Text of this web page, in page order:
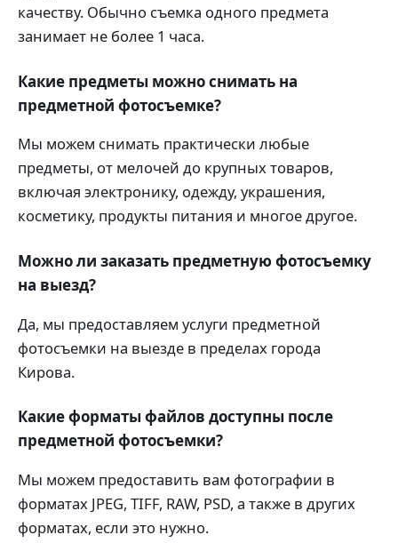
качеству. Обычно съемка одного предмета
занимает не более 1 часа.
Какие предметы можно снимать на
предметной фотосъемке?
Мы можем снимать практически любые
предметы, от мелочей до крупных товаров,
включая электронику, одежду, украшения,
косметику, продукты питания и многое другое.
Можно ли заказать предметную фотосъемку
на выезд?
Да, мы предоставляем услуги предметной
фотосъемки на выезде в пределах города
Кирова.
Какие форматы файлов доступны после
предметной фотосъемки?
Мы можем предоставить вам фотографии в
форматах JPEG, TIFF, RAW, PSD, а также в других
форматах, если это нужно.